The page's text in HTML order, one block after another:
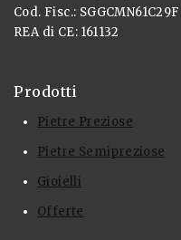
Cod. Fisc.:
REA di CE: 161132
Prodotti
Pietre Preziose
Pietre Semipreziose
Gioielli
Offerte